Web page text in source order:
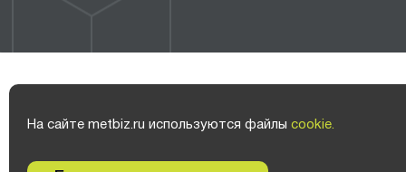
На сайте metbiz.ru используются файлы cookie.